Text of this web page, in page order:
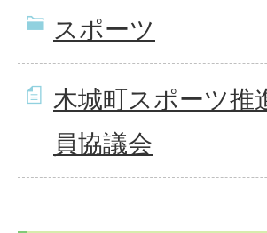
スポーツ
木城町スポーツ推
員協議会